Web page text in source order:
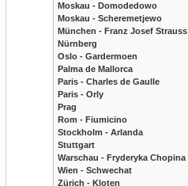
Moskau - Domodedowo
Moskau - Scheremetjewo
München - Franz Josef Strauss
Nürnberg
Oslo - Gardermoen
Palma de Mallorca
Paris - Charles de Gaulle
Paris - Orly
Prag
Rom - Fiumicino
Stockholm - Arlanda
Stuttgart
Warschau - Fryderyka Chopina
Wien - Schwechat
Zürich - Kloten